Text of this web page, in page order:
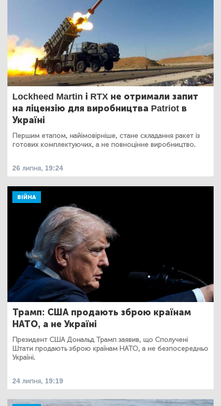
Lockheed Martin і RTX не отримали запит
на ліцензію для виробництва Patriot в
Україні
Першим етапом, найімовірніше, стане складання ракет із
готових комплектуючих, а не повноцінне виробництво.
26 липня, 19:24
ВІЙНА
Трамп: США продають зброю країнам
НАТО, а не Україні
Президент США Дональд Трамп заявив, що Сполучені
Штати продають зброю країнам НАТО, а не безпосередньо
Україні.
24 липня, 19:19